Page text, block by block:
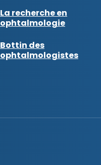
La recherche en
ophtalmologie
Bottin des
ophtalmologistes